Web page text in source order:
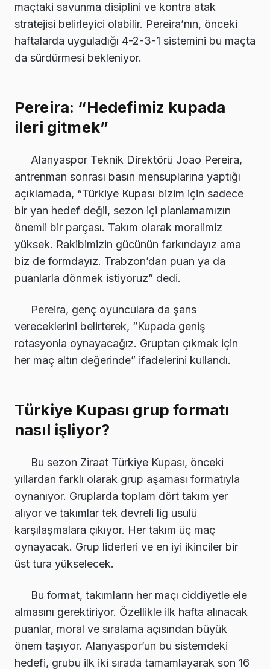
maçtaki savunma disiplini ve kontra atak
stratejisi belirleyici olabilir. Pereira’nın, önceki
haftalarda uyguladığı 4-2-3-1 sistemini bu maçta
da sürdürmesi bekleniyor.
Pereira: “Hedefimiz kupada
ileri gitmek”
Alanyaspor Teknik Direktörü Joao Pereira,
antrenman sonrası basın mensuplarına yaptığı
açıklamada, “Türkiye Kupası bizim için sadece
bir yan hedef değil, sezon içi planlamamızın
önemli bir parçası. Takım olarak moralimiz
yüksek. Rakibimizin gücünün farkındayız ama
biz de formdayız. Trabzon’dan puan ya da
puanlarla dönmek istiyoruz” dedi.
Pereira, genç oyunculara da şans
vereceklerini belirterek, “Kupada geniş
rotasyonla oynayacağız. Gruptan çıkmak için
her maç altın değerinde” ifadelerini kullandı.
Türkiye Kupası grup formatı
nasıl işliyor?
Bu sezon Ziraat Türkiye Kupası, önceki
yıllardan farklı olarak grup aşaması formatıyla
oynanıyor. Gruplarda toplam dört takım yer
alıyor ve takımlar tek devreli lig usulü
karşılaşmalara çıkıyor. Her takım üç maç
oynayacak. Grup liderleri ve en iyi ikinciler bir
üst tura yükselecek.
Bu format, takımların her maçı ciddiyetle ele
almasını gerektiriyor. Özellikle ilk hafta alınacak
puanlar, moral ve sıralama açısından büyük
önem taşıyor. Alanyaspor’un bu sistemdeki
hedefi, grubu ilk iki sırada tamamlayarak son 16